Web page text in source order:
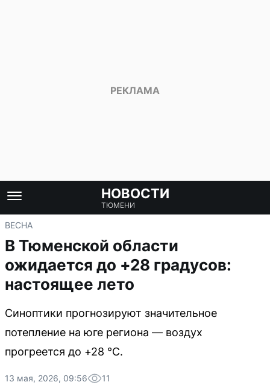
НОВОСТИ
ТЮМЕНИ
ВЕСНА
В Тюменской области
ожидается до +28 градусов:
настоящее лето
Синоптики прогнозируют значительное
потепление на юге региона — воздух
прогреется до +28 °C.
13 мая, 2026, 09:56 11